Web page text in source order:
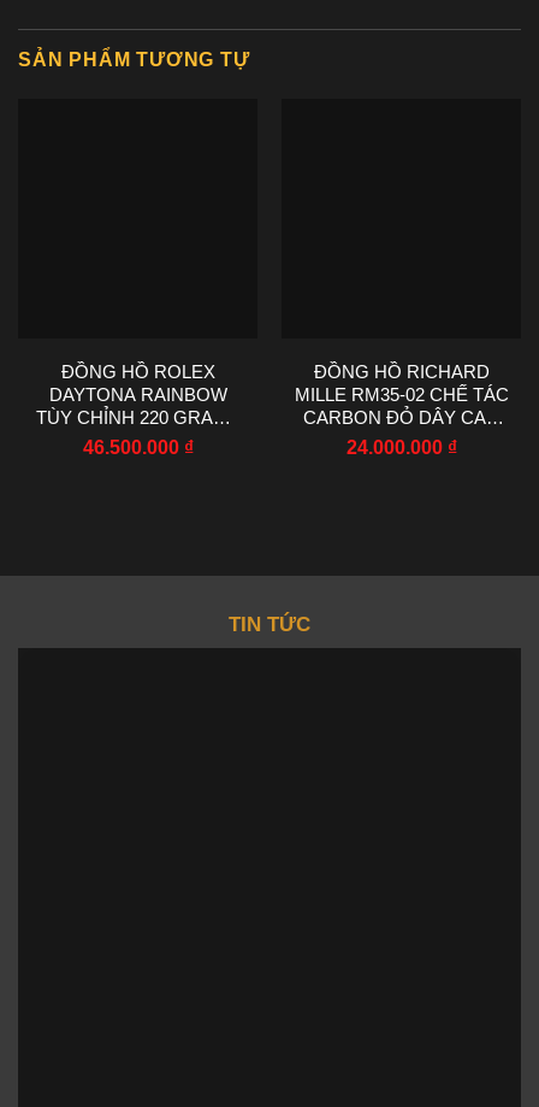
SẢN PHẨM TƯƠNG TỰ
ĐỒNG HỒ ROLEX
DAYTONA RAINBOW
TÙY CHỈNH 220 GRAMS
MOISSANITE RUBY
46.500.000 ₫
ĐỒNG HỒ RICHARD
MILLE RM35-02 CHẾ TÁC
CARBON ĐỎ DÂY CAO
SU NHÀ MÁY RM
24.000.000 ₫
TIN TỨC